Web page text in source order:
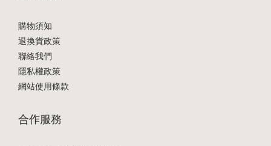
購物須知
退換貨政策
聯絡我們
隱私權政策
網站使用條款
合作服務